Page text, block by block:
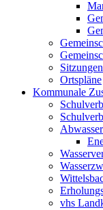
Sitzungen
Ortspläne
Kommunale
vhs